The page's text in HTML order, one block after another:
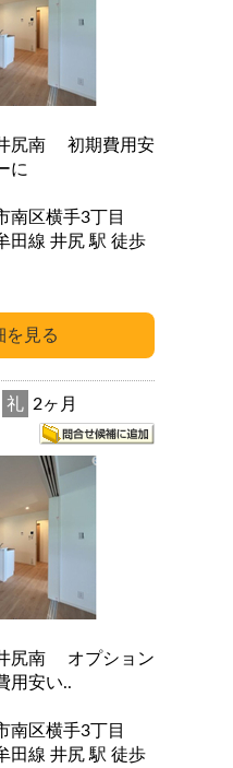
尻南 初期費用安
に
南区横手3丁目
井尻 駅 徒歩
礼 2ヶ月
尻南 オプション
用安い..
南区横手3丁目
井尻 駅 徒歩